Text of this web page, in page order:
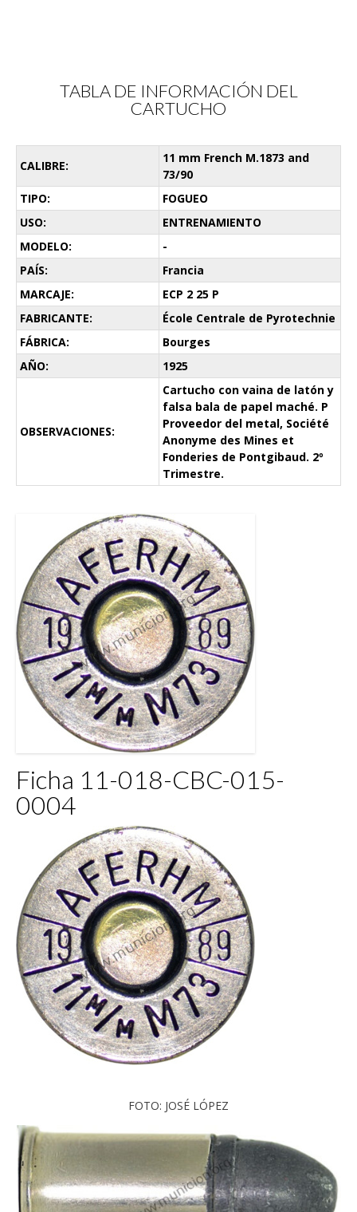
TABLA DE INFORMACIÓN DEL
CARTUCHO
CALIBRE:
11 mm French M.1873 and
73/90
TIPO:
FOGUEO
USO:
ENTRENAMIENTO
MODELO:
-
PAÍS:
Francia
MARCAJE:
ECP 2 25 P
FABRICANTE:
École Centrale de Pyrotechnie
FÁBRICA:
Bourges
AÑO:
1925
OBSERVACIONES:
Cartucho con vaina de latón y
falsa bala de papel maché. P
Proveedor del metal, Société
Anonyme des Mines et
Fonderies de Pontgibaud. 2º
Trimestre.
Ficha 11-018-CBC-015-
0004
FOTO: JOSÉ LÓPEZ